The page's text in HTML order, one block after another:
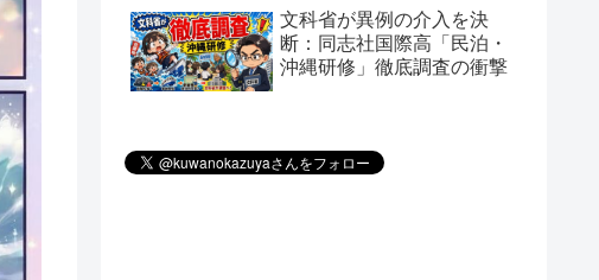
文科省が異例の介入を決
断：同志社国際高「民泊・
沖縄研修」徹底調査の衝撃